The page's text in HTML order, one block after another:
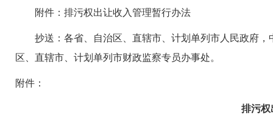
附件：排污权出让收入管理暂行办法
抄送：各省、自治区、直辖市、计划单列市人民政府，
区、直辖市、计划单列市财政监察专员办事处。
附件：
排污权